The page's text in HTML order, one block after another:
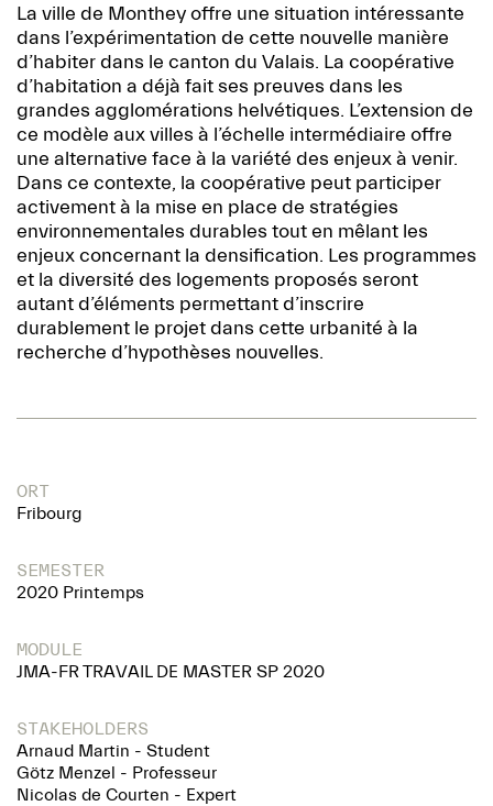
La ville de Monthey offre une situation intéressante
dans l’expérimentation de cette nouvelle manière
d’habiter dans le canton du Valais. La coopérative
d’habitation a déjà fait ses preuves dans les
grandes agglomérations helvétiques. L’extension de
ce modèle aux villes à l’échelle intermédiaire offre
une alternative face à la variété des enjeux à venir.
Dans ce contexte, la coopérative peut participer
activement à la mise en place de stratégies
environnementales durables tout en mêlant les
enjeux concernant la densification. Les programmes
et la diversité des logements proposés seront
autant d’éléments permettant d’inscrire
durablement le projet dans cette urbanité à la
recherche d’hypothèses nouvelles.
ORT
Fribourg
SEMESTER
2020 Printemps
MODULE
JMA-FR TRAVAIL DE MASTER SP 2020
STAKEHOLDERS
Arnaud Martin - Student
Götz Menzel - Professeur
Nicolas de Courten - Expert